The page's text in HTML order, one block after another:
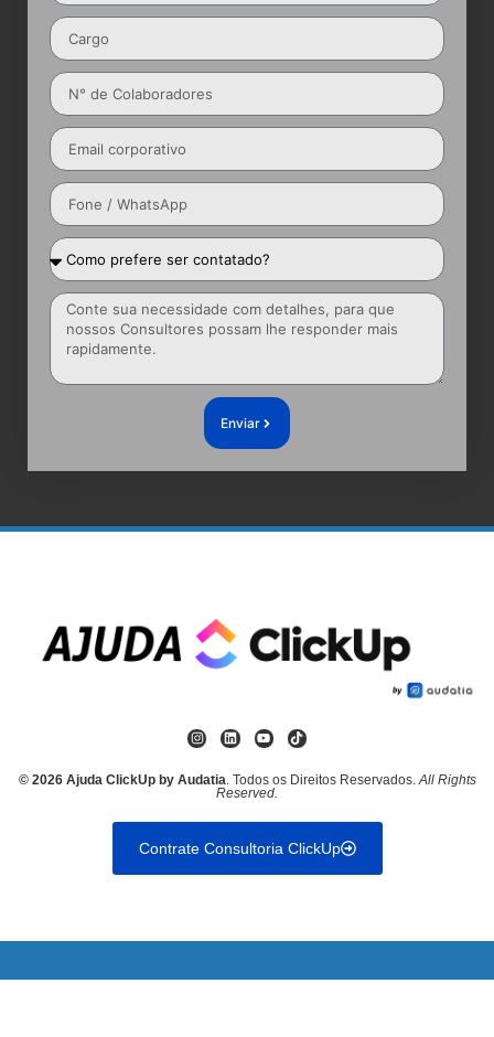
Enviar
© 2026 Ajuda ClickUp by Audatia. Todos os Direitos Reservados.All Rights
Reserved.
Contrate Consultoria ClickUp